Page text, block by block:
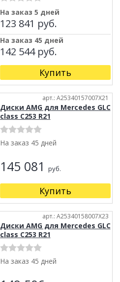
На заказ 5 дней
123 841 руб.
На заказ 45 дней
142 544 руб.
Купить
арт.: A25340157007X21
Диски AMG для Mercedes GLC
class C253 R21
На заказ 45 дней
145 081 руб.
Купить
арт.: A25340158007X23
Диски AMG для Mercedes GLC
class C253 R21
На заказ 45 дней